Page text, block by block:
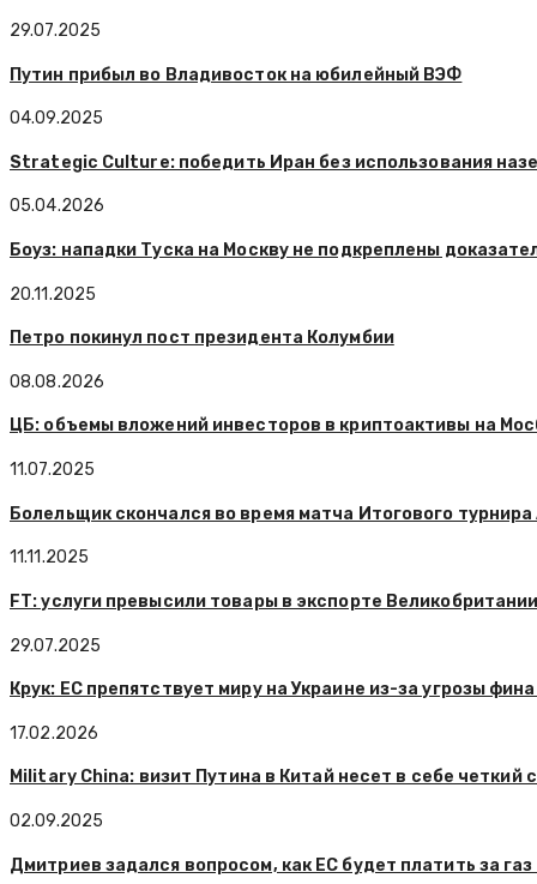
29.07.2025
Путин прибыл во Владивосток на юбилейный ВЭФ
04.09.2025
Strategic Culture: победить Иран без использования
05.04.2026
Боуз: нападки Туска на Москву не подкреплены
20.11.2025
Петро покинул пост президента Колумбии
08.08.2026
ЦБ: объемы вложений инвесторов в криптоактивы на
11.07.2025
Болельщик скончался во время матча Итогового турнира
11.11.2025
FT: услуги превысили товары в экспорте
29.07.2025
Крук: ЕС препятствует миру на Украине из-за угрозы
17.02.2026
Military China: визит Путина в Китай несет в себе четкий
02.09.2025
Дмитриев задался вопросом, как ЕС будет платить за